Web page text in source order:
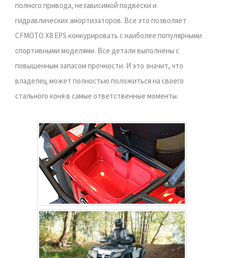
полного привода, независимой подвески и
гидравлических амортизаторов. Все это позволяет
CFMOTO X8 EPS конкурировать с наиболее популярными
спортивными моделями. Все детали выполнены с
повышенным запасом прочности. И это значит, что
владелец может полностью положиться на своего
стального коня в самые ответственные моменты.